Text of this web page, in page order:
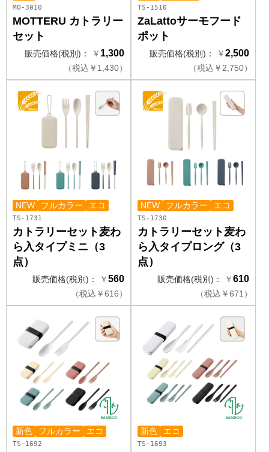
MO-3010
MOTTERU カトラリー
セット
販売価格(税別)： ￥ 1,300
（税込 ￥ 1,430）
TS-1510
ZaLattoサーモフード
ポット
販売価格(税別)： ￥2,500
（税込 ￥ 2,750）
NEW フルカラー エコ
TS-1731
カトラリーセット麦わ
ら入タイプミニ（3
点）
販売価格(税別)： ￥560
（税込 ￥616）
NEW フルカラー エコ
TS-1730
カトラリーセット麦わ
ら入タイプロング（3
点）
販売価格(税別)： ￥610
（税込 ￥671）
新色 フルカラー エコ
TS-1692
新色 エコ
TS-1693